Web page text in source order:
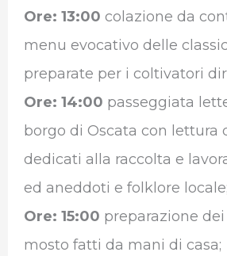
Ore: 13:00 colazione da
menu evocativo delle
preparate per i coltivatori
Ore: 14:00 passeggiata
borgo di Oscata con lettura
dedicati alla raccolta e
ed aneddoti e folklore locale;
Ore: 15:00 preparazione dei
mosto fatti da mani di casa;